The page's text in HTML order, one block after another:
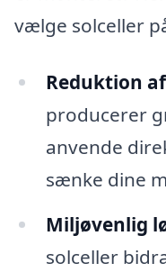
vælge solceller
Reduktion
producerer
anvende
sænke dine
Miljøvenlig
solceller